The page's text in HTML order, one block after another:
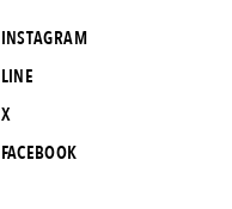
INSTAGRAM
LINE
X
FACEBOOK